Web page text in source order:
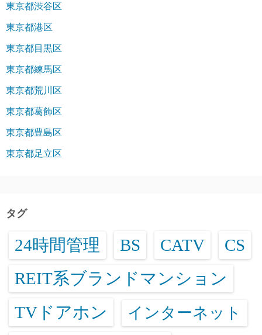
東京都渋谷区
東京都港区
東京都目黒区
東京都練馬区
東京都荒川区
東京都葛飾区
東京都豊島区
東京都足立区
タグ
24時間管理 BS CATV CS
REIT系ブランドマンション
TVドアホン インターネット